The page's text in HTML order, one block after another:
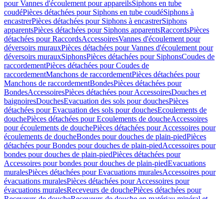
pour Vannes d'écoulement pour appareilsSiphons en tube
coudéPièces détachées pour Siphons en tube coudéSiphons à
encastrerPièces détachées pour Siphons à encastrerSiphons
apparentsPièces détachées pour Siphons apparentsRaccordsPièces
détachées pour RaccordsAccessoiresVannes d'écoulement pour
déversoirs murauxPièces détachées pour Vannes d'écoulement pour
déversoirs murauxSiphonsPièces détachées pour SiphonsCoudes de
raccordementPièces détachées pour Coudes de
raccordementManchons de raccordementPièces détachées pour
Manchons de raccordementBondesPièces détachées pour
BondesAccessoiresPièces détachées pour AccessoiresDouches et
baignoiresDouchesEvacuation des sols pour douchesPièces
détachées pour Evacuation des sols pour douchesEcoulements de
douchePièces détachées pour Ecoulements de doucheAccessoires
pour écoulements de douchePièces détachées pour Accessoires pour
écoulements de doucheBondes pour douches de plain-piedPièces
détachées pour Bondes pour douches de plain-piedAccessoires pour
bondes pour douches de plain-piedPièces détachées pour
Accessoires pour bondes pour douches de plain-piedEvacuations
muralesPièces détachées pour Evacuations muralesAccessoires pour
évacuations muralesPièces détachées pour Accessoires pour
évacuations muralesReceveurs de douchePièces détachées pour